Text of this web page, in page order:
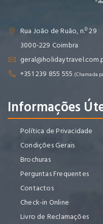
Rua João de Ruão, n.º 29
3000-229 Coimbra
+351 239 855 555 (Chamada
Informações
Política de Privacidade
Condições Gerais
Brochuras
Perguntas Frequentes
Contactos
Check-in Online
Livro de Reclamações